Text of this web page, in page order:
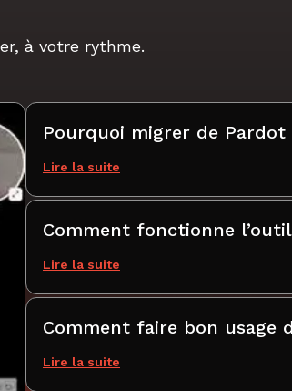
à votre rythme.
Pourquoi migrer de
Lire la suite
Comment fonctionne
Lire la suite
Comment faire bon usage
Lire la suite